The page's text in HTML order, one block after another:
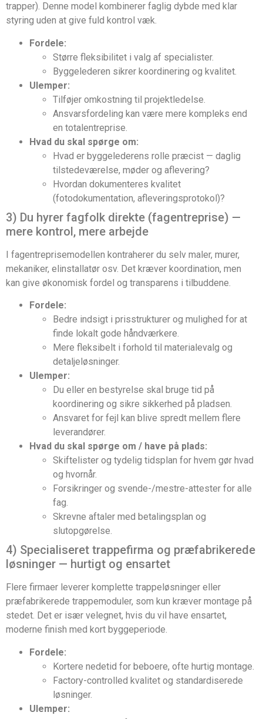
trapper). Denne model kombinerer faglig dybde med klar
styring uden at give fuld kontrol væk.
Fordele:
Større fleksibilitet i valg af specialister.
Byggelederen sikrer koordinering og kvalitet.
Ulemper:
Tilføjer omkostning til projektledelse.
Ansvarsfordeling kan være mere kompleks end
en totalentreprise.
Hvad du skal spørge om:
Hvad er byggelederens rolle præcist — daglig
tilstedeværelse, møder og aflevering?
Hvordan dokumenteres kvalitet
(fotodokumentation, afleveringsprotokol)?
3) Du hyrer fagfolk direkte (fagentreprise) —
mere kontrol, mere arbejde
I fagentreprisemodellen kontraherer du selv maler, murer,
mekaniker, elinstallatør osv. Det kræver koordination, men
kan give økonomisk fordel og transparens i tilbuddene.
Fordele:
Bedre indsigt i prisstrukturer og mulighed for at
finde lokalt gode håndværkere.
Mere fleksibelt i forhold til materialevalg og
detaljeløsninger.
Ulemper:
Du eller en bestyrelse skal bruge tid på
koordinering og sikre sikkerhed på pladsen.
Ansvaret for fejl kan blive spredt mellem flere
leverandører.
Hvad du skal spørge om / have på plads:
Skiftelister og tydelig tidsplan for hvem gør hvad
og hvornår.
Forsikringer og svende-/mestre-attester for alle
fag.
Skrevne aftaler med betalingsplan og
slutopgørelse.
4) Specialiseret trappefirma og præfabrikerede
løsninger — hurtigt og ensartet
Flere firmaer leverer komplette trappeløsninger eller
præfabrikerede trappemoduler, som kun kræver montage på
stedet. Det er især velegnet, hvis du vil have ensartet,
moderne finish med kort byggeperiode.
Fordele:
Kortere nedetid for beboere, ofte hurtig montage.
Factory-controlled kvalitet og standardiserede
løsninger.
Ulemper: